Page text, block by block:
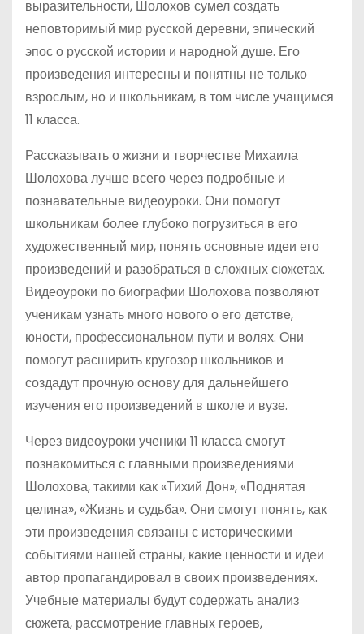
выразительности, Шолохов сумел создать
неповторимый мир русской деревни, эпический
эпос о русской истории и народной душе. Его
произведения интересны и понятны не только
взрослым, но и школьникам, в том числе учащимся
11 класса.
Рассказывать о жизни и творчестве Михаила
Шолохова лучше всего через подробные и
познавательные видеоуроки. Они помогут
школьникам более глубоко погрузиться в его
художественный мир, понять основные идеи его
произведений и разобраться в сложных сюжетах.
Видеоуроки по биографии Шолохова позволяют
ученикам узнать много нового о его детстве,
юности, профессиональном пути и волях. Они
помогут расширить кругозор школьников и
создадут прочную основу для дальнейшего
изучения его произведений в школе и вузе.
Через видеоуроки ученики 11 класса смогут
познакомиться с главными произведениями
Шолохова, такими как «Тихий Дон», «Поднятая
целина», «Жизнь и судьба». Они смогут понять, как
эти произведения связаны с историческими
событиями нашей страны, какие ценности и идеи
автор пропагандировал в своих произведениях.
Учебные материалы будут содержать анализ
сюжета, рассмотрение главных героев,